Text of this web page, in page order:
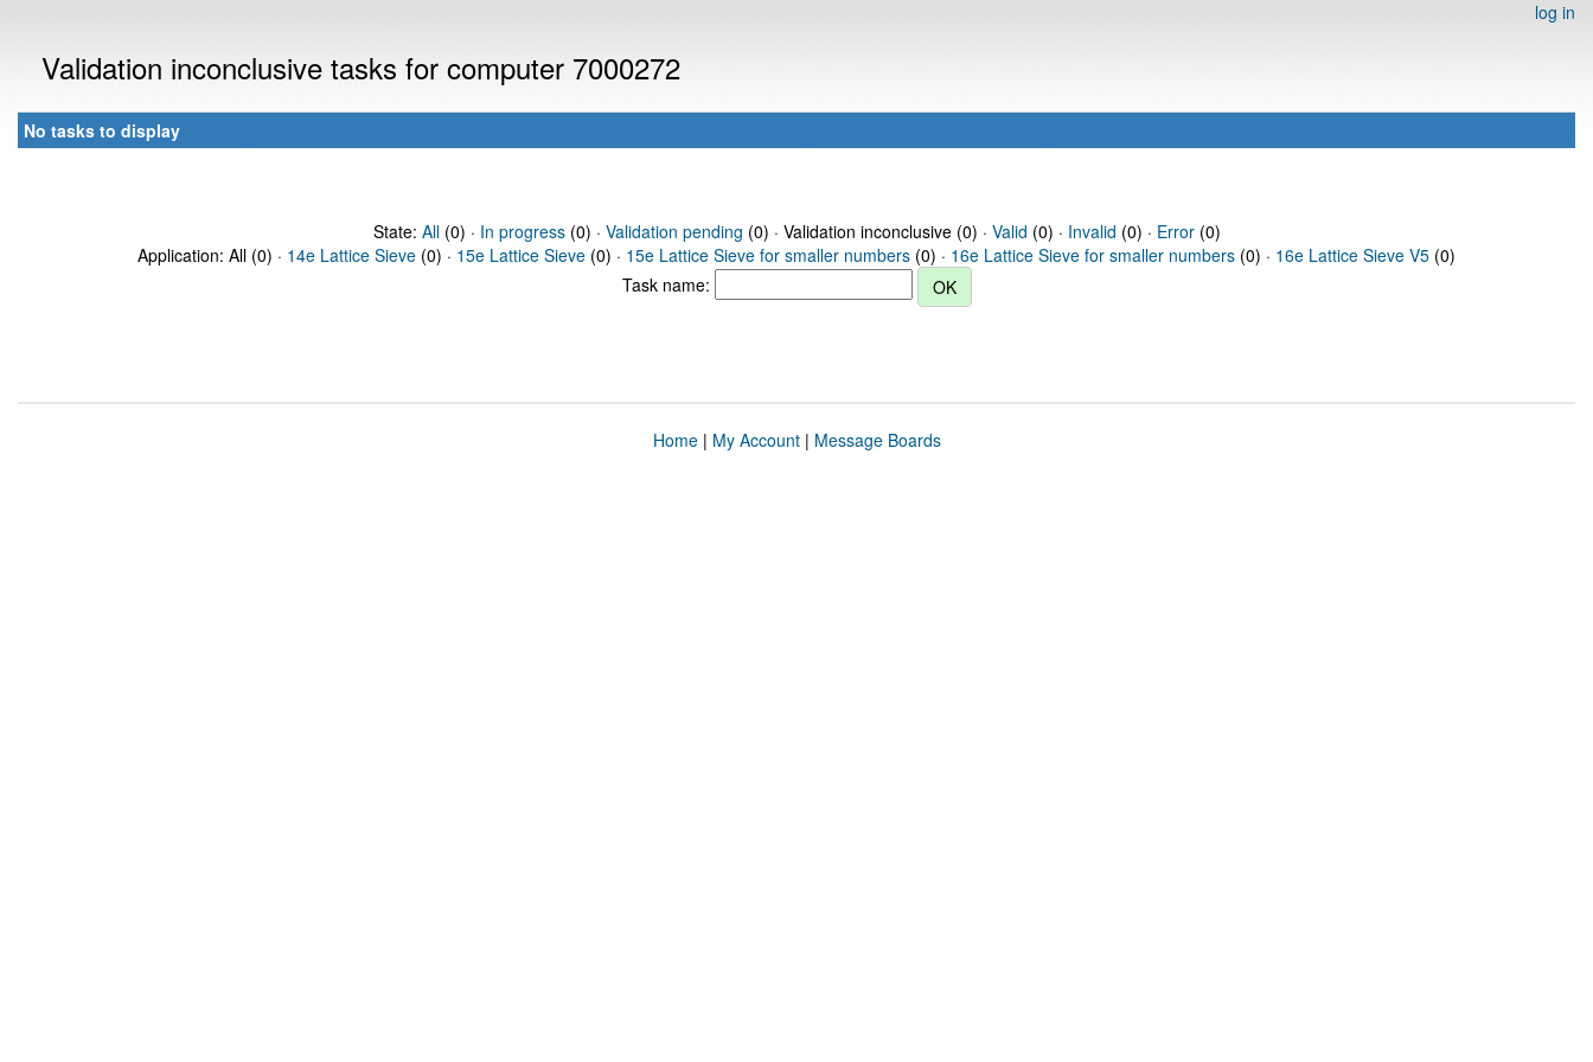
log in
Validation inconclusive tasks for computer 7000272
No tasks to display
State: All(0) · In progress(0) · Validation pending (0) · Validation inconclusive (0) · Valid (0) · Invalid (0) · Error(0)
Application: All (0) · 14e Lattice Sieve (0) · 15e Lattice Sieve (0) · 15e Lattice Sieve for smaller numbers (0) · 16e Lattice Sieve for smaller numbers (0) · 16e Lattice Sieve V5 (0)
Task name:
Home| My Account| Message Boards